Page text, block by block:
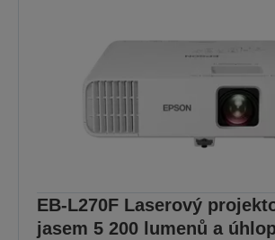
EB-L270F Laserový
jasem 5 200 lumenů a